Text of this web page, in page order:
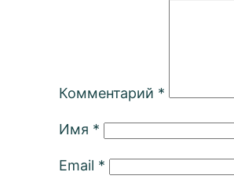
Комментарий *
Имя *
Email *